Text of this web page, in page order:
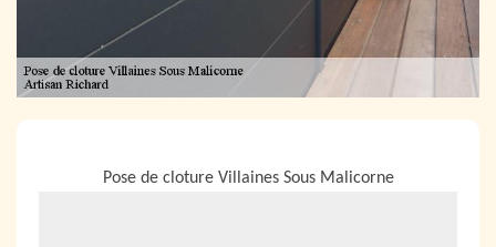
Pose de cloture Villaines Sous Malicorne